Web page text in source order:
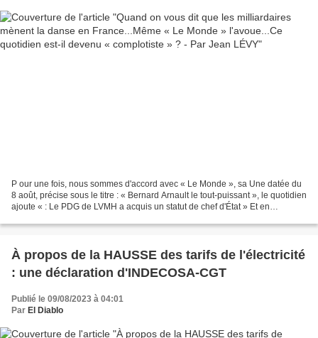
P our une fois, nous sommes d'accord avec « Le Monde », sa Une datée du
8 août, précise sous le titre : « Bernard Arnault le tout-puissant », le quotidien
ajoute « : Le PDG de LVMH a acquis un statut de chef d'État » Et en
À propos de la HAUSSE des tarifs de l'électricité
: une déclaration d'INDECOSA-CGT
Publié le 09/08/2023 à 04:01
Par El Diablo